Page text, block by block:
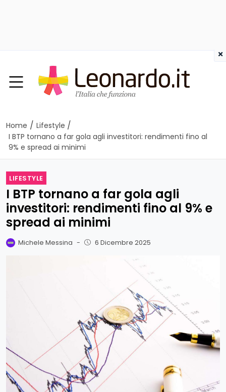
Home / Lifestyle /
I BTP tornano a far gola agli investitori: rendimenti fino al
9% e spread ai minimi
LIFESTYLE
I BTP tornano a far gola agli
investitori: rendimenti fino al 9% e
spread ai minimi
Michele Messina - 6 Dicembre 2025
×